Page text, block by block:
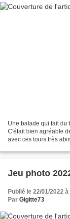
Une balade qui fait du
C'était bien agréable
avec ces tours très
Jeu photo
Publié le 22/01/2022
Par Gigitte73